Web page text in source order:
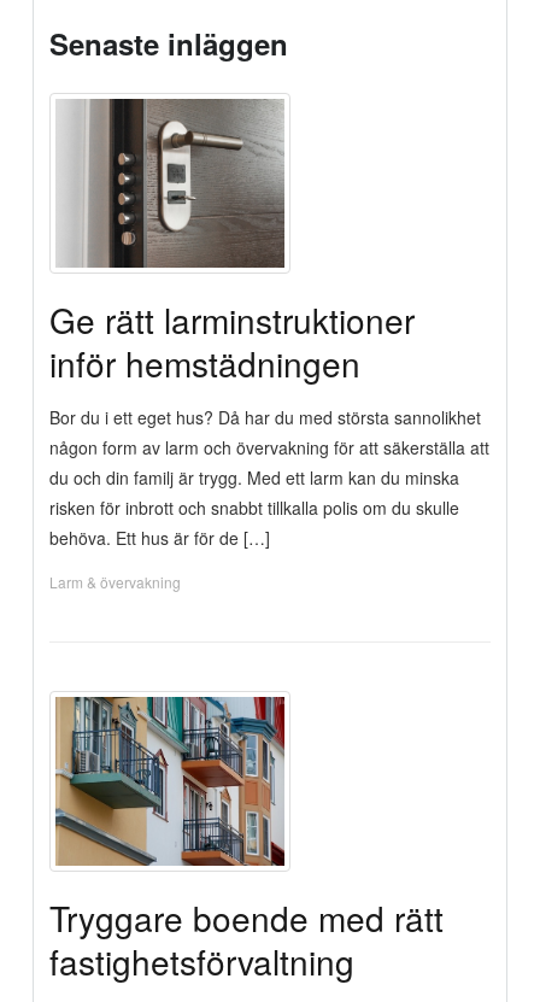
Senaste inläggen
Ge rätt larminstruktioner
inför hemstädningen
Bor du i ett eget hus? Då har du med största sannolikhet
någon form av larm och övervakning för att säkerställa att
du och din familj är trygg. Med ett larm kan du minska
risken för inbrott och snabbt tillkalla polis om du skulle
behöva. Ett hus är för de […]
Larm & övervakning
Tryggare boende med rätt
fastighetsförvaltning